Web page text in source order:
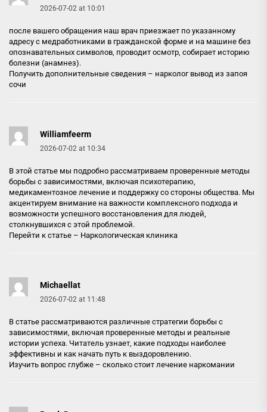
2026-07-02 at 10:01
после вашего обращения наш врач приезжает по указанному
адресу с медработниками в гражданской форме и на машине без
опознавательных символов, проводит осмотр, собирает историю
болезни (анамнез).
Получить дополнительные сведения – нарколог вывод из запоя
сочи
Williamfeerm
2026-07-02 at 10:34
В этой статье мы подробно рассматриваем проверенные методы
борьбы с зависимостями, включая психотерапию,
медикаментозное лечение и поддержку со стороны общества. Мы
акцентируем внимание на важности комплексного подхода и
возможности успешного восстановления для людей,
столкнувшихся с этой проблемой.
Перейти к статье – Наркологическая клиника
Michaellat
2026-07-02 at 11:48
В статье рассматриваются различные стратегии борьбы с
зависимостями, включая проверенные методы и реальные
истории успеха. Читатель узнает, какие подходы наиболее
эффективны и как начать путь к выздоровлению.
Изучить вопрос глубже – сколько стоит лечение наркомании